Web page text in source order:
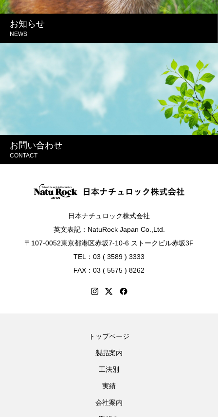
お知らせ
NEWS
お問い合わせ
CONTACT
日本ナチュロック株式会社
英文表記：NatuRock Japan Co.,Ltd.
〒107-0052東京都港区赤坂7-10-6 ストークビル赤坂3F
TEL：03 ( 3589 ) 3333
FAX：03 ( 5575 ) 8262
トップページ
製品案内
工法別
実績
会社案内